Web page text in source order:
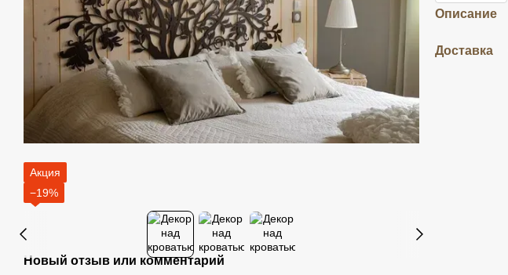
Акция
−19%
Новый отзыв или комментарий
Описание
Доставка